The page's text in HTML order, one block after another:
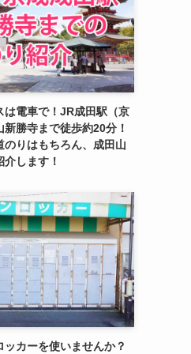
は電車で！JR成田駅（京
勝寺まで徒歩約20分！
りはもちろん、成田山
します！
カーを使いませんか？